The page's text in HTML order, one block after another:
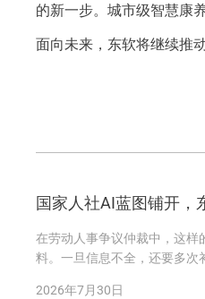
的新一步。城市级智慧康
面向未来，东软将继续推
国家人社AI蓝图铺开，
在劳动人事争议仲裁中，这样
料。一旦信息不全，还要多次
2026年7月30日